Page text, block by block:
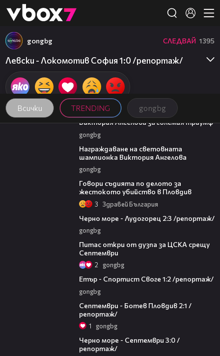
👾
Всички TRENDING gongbg
gongbg СЛЕДВАЙ 1395
Левски - Локомотив София 1:0 /репортаж/
00:33
Виктория Ангелова за големия триумф
gongbg
Награждаване на световната
шампионка Виктория Ангелова
gongbg
Говори съдията по делото за
жестокото убийство в Пловдив
3 Здравей България
Черно море - Лудогорец 2:3 /репортаж/
gongbg
Питас откри от дузпа за ЦСКА срещу
Септември
2 gongbg
Етър - Спортист Своге 1:2 /репортаж/
gongbg
Септември - Ботев Пловдив 2:1 /
репортаж/
1 gongbg
Черно море - Септември 3:0 /
репортаж/